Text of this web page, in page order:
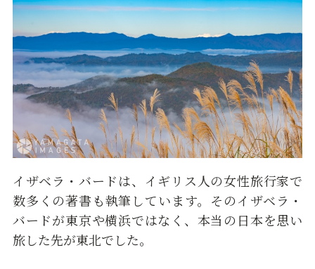
イザベラ・バードは、イギリス人の女性旅行家で
数多くの著書も執筆しています。そのイザベラ・
バードが東京や横浜ではなく、本当の日本を思い
旅した先が東北でした。